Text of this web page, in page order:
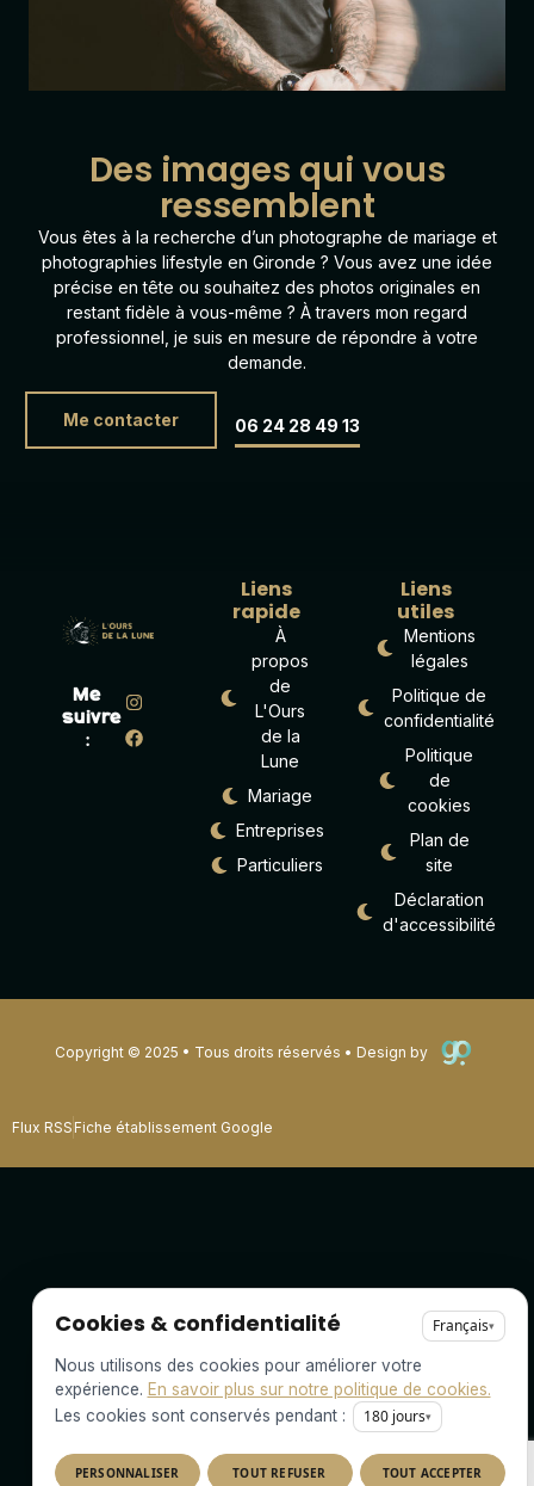
Des images qui vous
ressemblent
Vous êtes à la recherche d’un photographe de mariage et
photographies lifestyle en Gironde ? Vous avez une idée
précise en tête ou souhaitez des photos originales en
restant fidèle à vous-même ? À travers mon regard
professionnel, je suis en mesure de répondre à votre
demande.
Me contacter 06 24 28 49 13
Me
suivre
:
Liens
rapide
À
propos
de
L'Ours
de la
Lune
Mariage
Entreprises
Particuliers
Liens
utiles
Mentions
légales
Politique de
confidentialité
Politique
de
cookies
Plan de
site
Déclaration
d'accessibilité
Copyright © 2025 • Tous droits réservés • Design by
Flux RSS Fiche établissement Google
Cookies & confidentialité Français▾
Nous utilisons des cookies pour améliorer votre
expérience. En savoir plus sur notre politique de cookies.
Les cookies sont conservés pendant :
180 jours▾
PERSONNALISER TOUT REFUSER TOUT ACCEPTER